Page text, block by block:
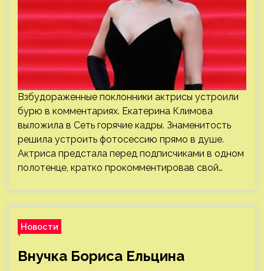
Взбудораженные поклонники актрисы устроили
бурю в комментариях. Екатерина Климова
выложила в Сеть горячие кадры. Знаменитость
решила устроить фотосессию прямо в душе.
Актриса предстала перед подписчиками в одном
полотенце, кратко прокомментировав свой…
Новости
Внучка Бориса Ельцина